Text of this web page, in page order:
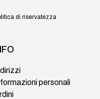
personali
di riservatezza